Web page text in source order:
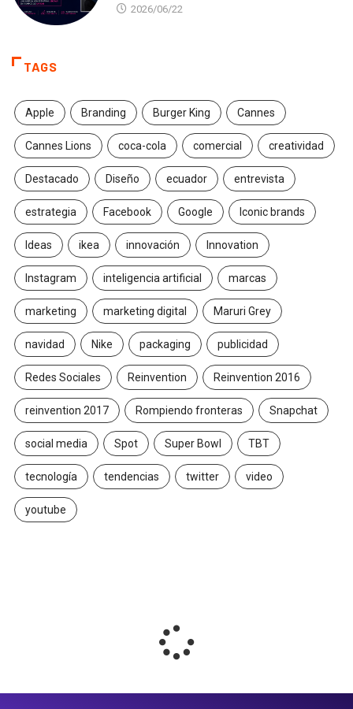
2026/06/22
TAGS
Apple Branding Burger King Cannes
Cannes Lions coca-cola comercial creatividad
Destacado Diseño ecuador entrevista
estrategia Facebook Google Iconic brands
Ideas ikea innovación Innovation
Instagram inteligencia artificial marcas
marketing marketing digital Maruri Grey
navidad Nike packaging publicidad
Redes Sociales Reinvention Reinvention 2016
reinvention 2017 Rompiendo fronteras Snapchat
social media Spot Super Bowl TBT
tecnología tendencias twitter video
youtube